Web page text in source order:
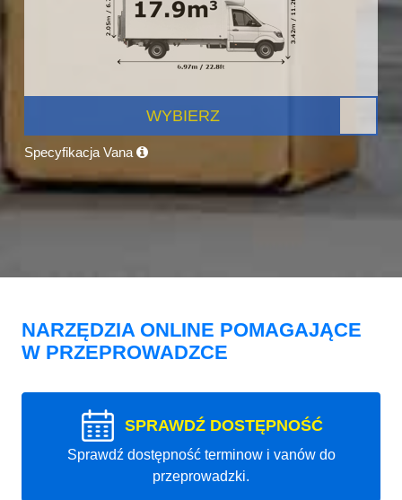
WYBIERZ
Specyfikacja Vana
NARZĘDZIA ONLINE POMAGAJĄCE
W PRZEPROWADZCE
SPRAWDŹ DOSTĘPNOŚĆ
Sprawdź dostępność terminow i vanów do
przeprowadzki.